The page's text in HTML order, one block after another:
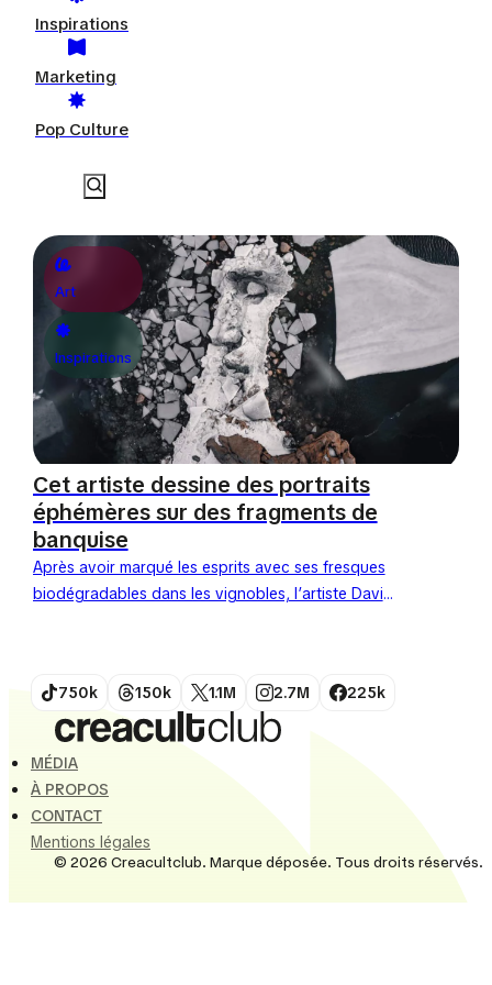
Inspirations
Marketing
Pop Culture
Art
Inspirations
Cet artiste dessine des portraits
éphémères sur des fragments de
banquise
Après avoir marqué les esprits avec ses fresques
biodégradables dans les vignobles, l’artiste David
750k 150k 1.1M 2.7M 225k
MÉDIA
À PROPOS
CONTACT
Mentions légales
© 2026 Creacultclub. Marque déposée. Tous droits réservés.